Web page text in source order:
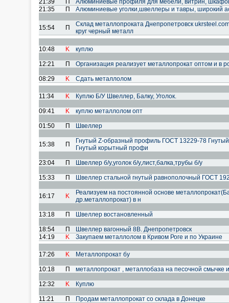
21:39 П
Алюминиевые профиля для мебели, витрин,
21:35
П Алюминиевые уголки,швеллеры и тавры, широкий
15:54 П
Склад металлопроката Днепропетровск
круг черный металл
10:48 K куплю
12:21 П Организация реализует металлопрокат оптом и в
08:29 K Сдать металлолом
11:34 K Куплю Б/У Швеллер, Балку, Уголок.
09:41 K куплю металлолом опт
01:50 П Швеллер
15:38 П
Гнутый Z-образный профиль ГОСТ 13229-78
Гнутый корытный профи
23:04 П Швеллер б/у,уголок б/у,лист,балка,трубы б/у
15:33 П Швеллер стальной гнутый равнополочный ГОСТ
16:17 K
Реализуем на постоянной основе
др.металлопрокат) в н
13:18 П Швеллер востановленный
18:54 П
Швеллер вагонный 8В. Днепропетровск
14:19
K Закупаем металлолом в Кривом Роге и по Украине
17:26 K Металлопрокат бу
10:18 П металлопрокат , металлобаза на песочной смычке
12:32 K Куплю
11:21 П Продам металлопрокат со склада в Донецке